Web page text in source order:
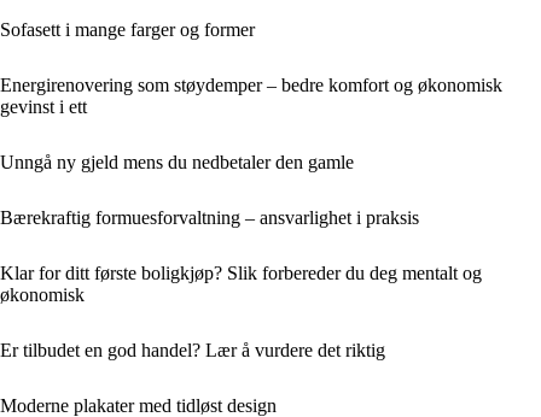
Sofasett i mange farger og former
Energirenovering som støydemper – bedre komfort og økonomisk
gevinst i ett
Unngå ny gjeld mens du nedbetaler den gamle
Bærekraftig formuesforvaltning – ansvarlighet i praksis
Klar for ditt første boligkjøp? Slik forbereder du deg mentalt og
økonomisk
Er tilbudet en god handel? Lær å vurdere det riktig
Moderne plakater med tidløst design